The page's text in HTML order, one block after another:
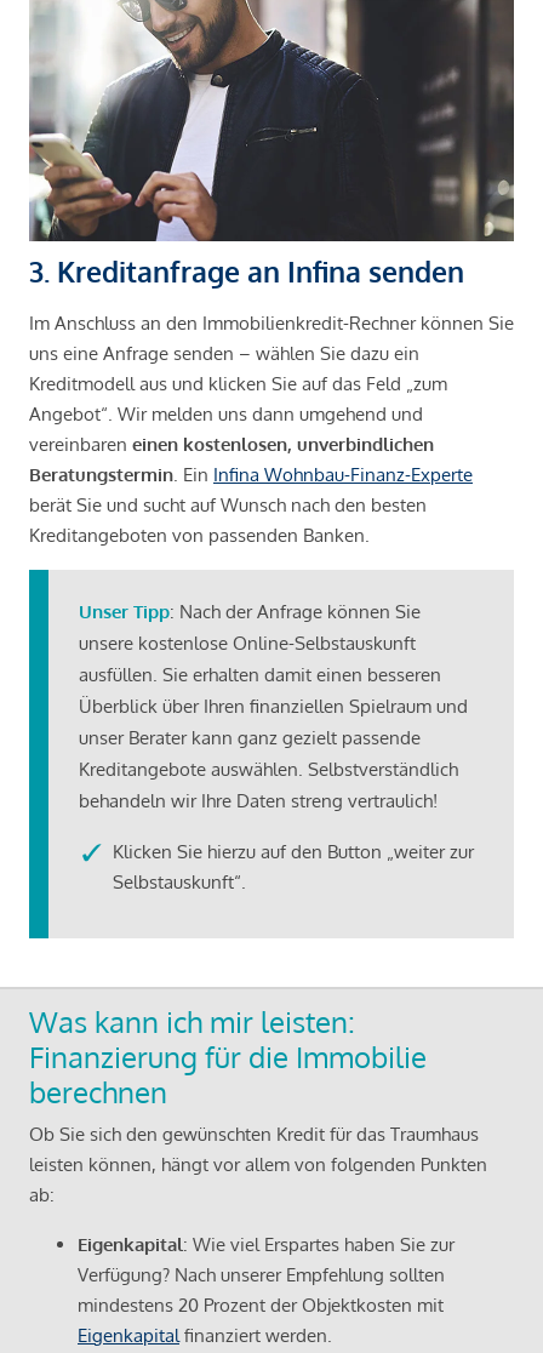
3. Kreditanfrage an Infina senden
Im Anschluss an den Immobilienkredit-Rechner können Sie
uns eine Anfrage senden – wählen Sie dazu ein
Kreditmodell aus und klicken Sie auf das Feld „zum
Angebot“. Wir melden uns dann umgehend und
vereinbaren einen kostenlosen, unverbindlichen
Beratungstermin . Ein Infina Wohnbau-Finanz-Experte
berät Sie und sucht auf Wunsch nach den besten
Kreditangeboten von passenden Banken.
Unser Tipp: Nach der Anfrage können Sie
unsere kostenlose Online-Selbstauskunft
ausfüllen. Sie erhalten damit einen besseren
Überblick über Ihren finanziellen Spielraum und
unser Berater kann ganz gezielt passende
Kreditangebote auswählen. Selbstverständlich
behandeln wir Ihre Daten streng vertraulich!
Klicken Sie hierzu auf den Button „weiter zur
Selbstauskunft“.
Was kann ich mir leisten:
Finanzierung für die Immobilie
berechnen
Ob Sie sich den gewünschten Kredit für das Traumhaus
leisten können, hängt vor allem von folgenden Punkten
ab:
Eigenkapital: Wie viel Erspartes haben Sie zur
Verfügung? Nach unserer Empfehlung sollten
mindestens 20 Prozent der Objektkosten mit
Eigenkapital finanziert werden.